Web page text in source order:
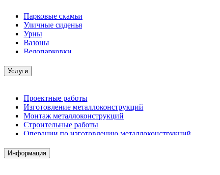
Парковые скамьи
Уличные сиденья
Урны
Вазоны
Велопарковки
Услуги
Проектные работы
Изготовление металлоконструкций
Монтаж металлоконструкций
Строительные работы
Операции по изготовлению металлоконструкций
Комплектация металлопроката
Изготовление винтовых свай
Информация